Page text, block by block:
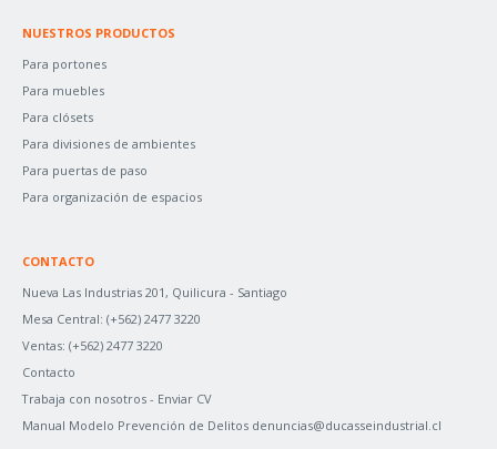
NUESTROS PRODUCTOS
Para portones
Para muebles
Para clósets
Para divisiones de ambientes
Para puertas de paso
Para organización de espacios
CONTACTO
Nueva Las Industrias 201, Quilicura - Santiago
Mesa Central: (+562) 2477 3220
Ventas: (+562) 2477 3220
Contacto
Trabaja con nosotros - Enviar CV
Manual Modelo Prevención de Delitos denuncias@ducasseindustrial.cl